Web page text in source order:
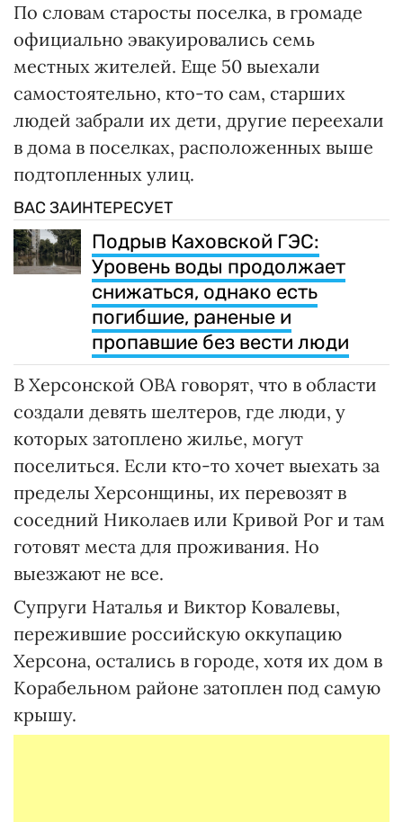
По словам старосты поселка, в громаде
официально эвакуировались семь
местных жителей. Еще 50 выехали
самостоятельно, кто-то сам, старших
людей забрали их дети, другие переехали
в дома в поселках, расположенных выше
подтопленных улиц.
ВАС ЗАИНТЕРЕСУЕТ
Подрыв Каховской ГЭС:
Уровень воды продолжает
снижаться, однако есть
погибшие, раненые и
пропавшие без вести люди
В Херсонской ОВА говорят, что в области
создали девять шелтеров, где люди, у
которых затоплено жилье, могут
поселиться. Если кто-то хочет выехать за
пределы Херсонщины, их перевозят в
соседний Николаев или Кривой Рог и там
готовят места для проживания. Но
выезжают не все.
Супруги Наталья и Виктор Ковалевы,
пережившие российскую оккупацию
Херсона, остались в городе, хотя их дом в
Корабельном районе затоплен под самую
крышу.